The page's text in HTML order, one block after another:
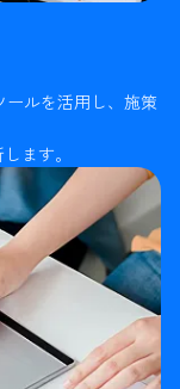
ルを活用し、施策
ます。